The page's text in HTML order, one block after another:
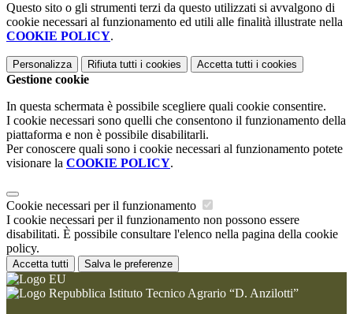
Questo sito o gli strumenti terzi da questo utilizzati si avvalgono di
cookie necessari al funzionamento ed utili alle finalità illustrate nella
COOKIE POLICY.
Personalizza Rifiuta tutti i cookies Accetta tutti i cookies
Gestione cookie
In questa schermata è possibile scegliere quali cookie consentire.
I cookie necessari sono quelli che consentono il funzionamento della
piattaforma e non è possibile disabilitarli.
Per conoscere quali sono i cookie necessari al funzionamento potete
visionare la COOKIE POLICY.
Cookie necessari per il funzionamento
I cookie necessari per il funzionamento non possono essere
disabilitati. È possibile consultare l'elenco nella pagina della cookie
policy.
Accetta tutti Salva le preferenze
Istituto Tecnico Agrario “D. Anzilotti”